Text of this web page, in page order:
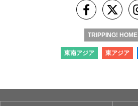
TRIPPING! HOME
東南アジア 東アジア